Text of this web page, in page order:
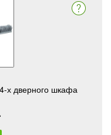
х дверного шкафа